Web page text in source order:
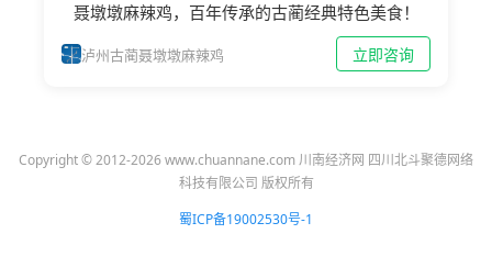
聂墩墩麻辣鸡，百年传承的古蔺经典特色美食！
泸州古蔺聂墩墩麻辣鸡 立即咨询
Copyright © 2012-2026 www.chuannane.com 川南经济网 四川北斗聚德网络
科技有限公司 版权所有
蜀ICP备19002530号-1